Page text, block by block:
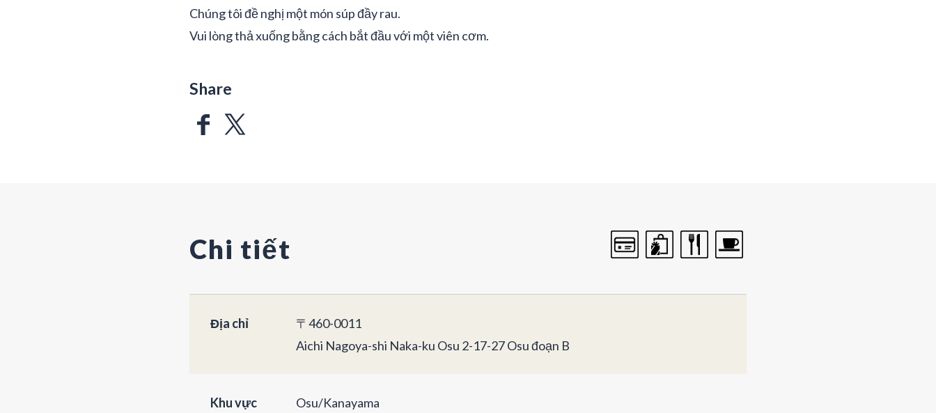
Chúng tôi đề nghị một món súp đầy rau.
Vui lòng thả xuống bằng cách bắt đầu với một viên cơm.
Share
Chi tiết
Địa chỉ
〒460-0011
Aichi Nagoya-shi Naka-ku Osu 2-17-27 Osu đoạn B
Khu vực Osu/Kanayama